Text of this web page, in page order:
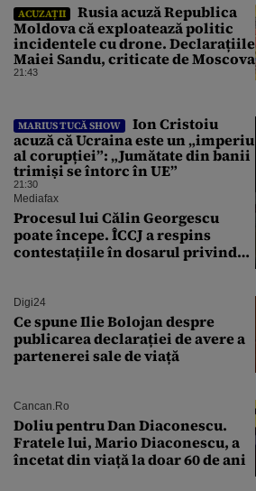
ACUZAȚII
Rusia acuză Republica
Moldova că exploatează politic
incidentele cu drone. Declarațiile
Maiei Sandu, criticate de Moscova
21:43
MARIUS TUCĂ SHOW
Ion Cristoiu
acuză că Ucraina este un „imperiu
al corupției”: „Jumătate din banii
trimiși se întorc în UE”
21:30
Mediafax
Procesul lui Călin Georgescu
poate începe. ÎCCJ a respins
contestațiile în dosarul privind
Digi24
Ce spune Ilie Bolojan despre
publicarea declarației de avere a
partenerei sale de viață
Cancan.ro
Doliu pentru Dan Diaconescu.
Fratele lui, Mario Diaconescu, a
încetat din viață la doar 60 de ani